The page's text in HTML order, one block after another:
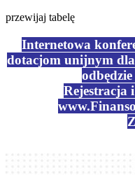
przewijaj tabelę
Internetowa
dotacjom unijnym
Rejestracja